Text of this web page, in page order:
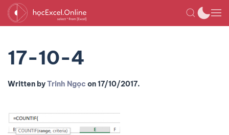
17-10-4
Written byTrinh Ngọc on17/10/2017.